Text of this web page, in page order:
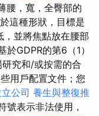
腰，寬，全臀部的
這種形狀，目標是
並將焦點放在腰部
GDPR的第6（1）
究和/或按需的合
用戶配置文件；您
公司 養生與整復推
號表示非法使用，